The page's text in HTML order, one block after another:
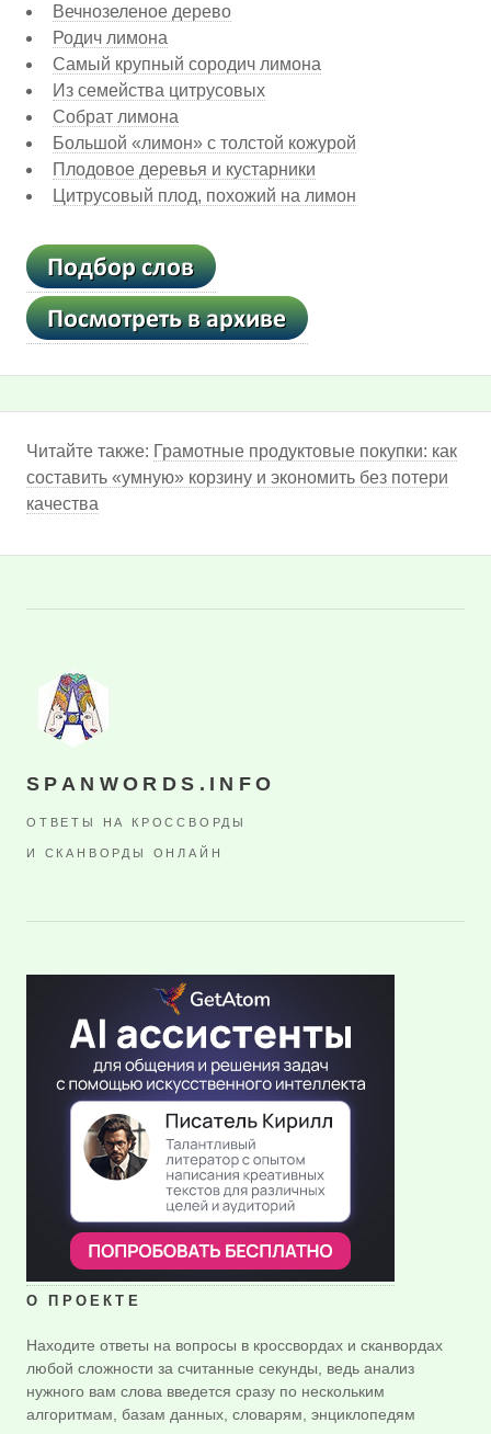
Вечнозеленое дерево
Родич лимона
Самый крупный сородич лимона
Из семейства цитрусовых
Собрат лимона
Большой «лимон» с толстой кожурой
Плодовое деревья и кустарники
Цитрусовый плод, похожий на лимон
Читайте также: Грамотные продуктовые покупки: как
составить «умную» корзину и экономить без потери
качества
SPANWORDS.INFO
ОТВЕТЫ НА КРОССВОРДЫ
И СКАНВОРДЫ ОНЛАЙН
О ПРОЕКТЕ
Находите ответы на вопросы в кроссвордах и сканвордах
любой сложности за считанные секунды, ведь анализ
нужного вам слова введется сразу по нескольким
алгоритмам, базам данных, словарям, энциклопедям